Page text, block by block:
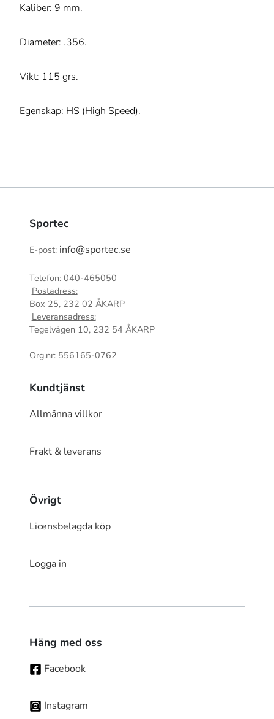
Kaliber: 9 mm.
Diameter: .356.
Vikt: 115 grs.
Egenskap: HS (High Speed).
Sportec
E-post: info@sportec.se
Telefon: 040-465050
Postadress:
Box 25, 232 02 ÅKARP
Leveransadress:
Tegelvägen 10, 232 54 ÅKARP
Org.nr: 556165-0762
Kundtjänst
Allmänna villkor
Frakt & leverans
Övrigt
Licensbelagda köp
Logga in
Häng med oss
Facebook
Instagram